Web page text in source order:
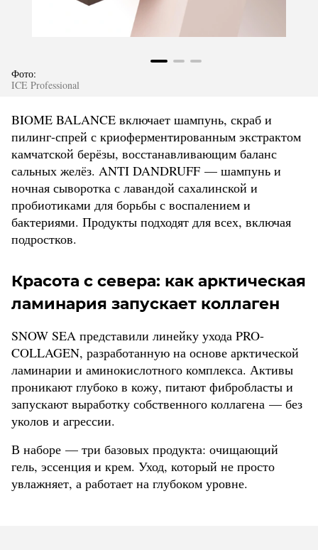
Фото:
ICE Professional
BIOME BALANCE включает шампунь, скраб и
пилинг-спрей с криоферментированным экстрактом
камчатской берёзы, восстанавливающим баланс
сальных желёз. ANTI DANDRUFF — шампунь и
ночная сыворотка с лавандой сахалинской и
пробиотиками для борьбы с воспалением и
бактериями. Продукты подходят для всех, включая
подростков.
Красота с севера: как арктическая
ламинария запускает коллаген
SNOW SEA представили линейку ухода PRO-
COLLAGEN, разработанную на основе арктической
ламинарии и аминокислотного комплекса. Активы
проникают глубоко в кожу, питают фибробласты и
запускают выработку собственного коллагена — без
уколов и агрессии.
В наборе — три базовых продукта: очищающий
гель, эссенция и крем. Уход, который не просто
увлажняет, а работает на глубоком уровне.